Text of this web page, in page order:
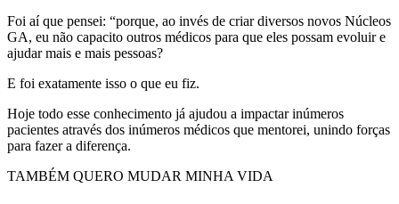
Foi aí que pensei: “porque, ao invés de criar diversos novos Núcleos
GA, eu não capacito outros médicos para que eles possam evoluir e
ajudar mais e mais pessoas?
E foi exatamente isso o que eu fiz.
Hoje todo esse conhecimento já ajudou a impactar inúmeros
pacientes através dos inúmeros médicos que mentorei, unindo forças
para fazer a diferença.
TAMBÉM QUERO MUDAR MINHA VIDA